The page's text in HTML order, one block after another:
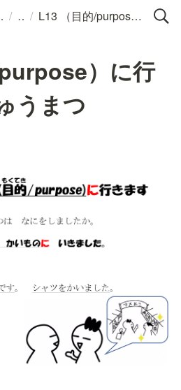
/ / L13 （目的/purpose）に行きます「しゅうまつは・・」1
）に行
うまつ